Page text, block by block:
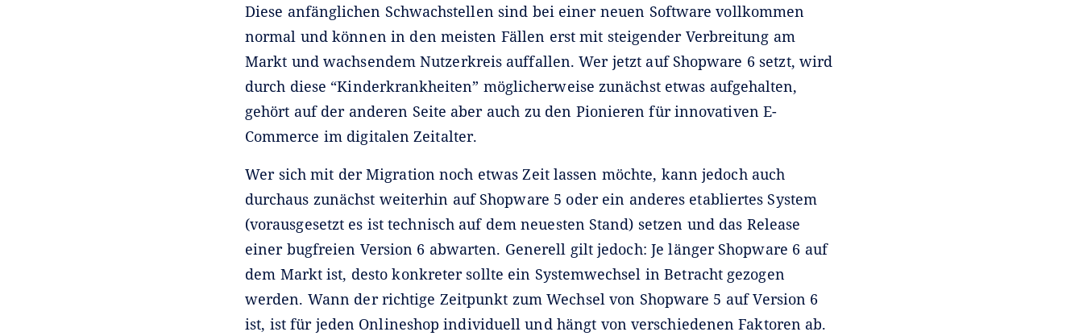
Diese anfänglichen Schwachstellen sind bei einer neuen Software vollkommen
normal und können in den meisten Fällen erst mit steigender Verbreitung am
Markt und wachsendem Nutzerkreis auffallen. Wer jetzt auf Shopware 6 setzt, wird
durch diese “Kinderkrankheiten” möglicherweise zunächst etwas aufgehalten,
gehört auf der anderen Seite aber auch zu den Pionieren für innovativen E-
Commerce im digitalen Zeitalter.
Wer sich mit der Migration noch etwas Zeit lassen möchte, kann jedoch auch
durchaus zunächst weiterhin auf Shopware 5 oder ein anderes etabliertes System
(vorausgesetzt es ist technisch auf dem neuesten Stand) setzen und das Release
einer bugfreien Version 6 abwarten. Generell gilt jedoch: Je länger Shopware 6 auf
dem Markt ist, desto konkreter sollte ein Systemwechsel in Betracht gezogen
werden. Wann der richtige Zeitpunkt zum Wechsel von Shopware 5 auf Version 6
ist, ist für jeden Onlineshop individuell und hängt von verschiedenen Faktoren ab.